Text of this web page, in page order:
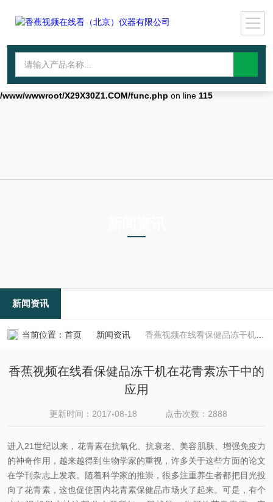
Warning: mkdir(): No space left on device in
file_put_contents(./cachefile_yuan/qhdybl.com/cache/c9/d75f1/
failed to open stream: No such file or directory in
/www/wwwroot/X29X30Z1.COM/func.php on line 115
新闻资讯
当前位置： 首页 新闻资讯 香蕉视频在线看保健品冻干机在花青素冻干中的应用
香蕉视频在线看保健品冻干机在花青素冻干中的
应用
更新时间：2017-08-18 点击次数：2888
进入21世纪以来，花青素在抗氧化、抗衰老、美容肌肤、增强免疫力
的神奇作用，越来越得到生物学家的重视，许多关于这些方面的论文
在学刊杂志上发表。随着科学家的推崇，很多注重养生者都把目光投
向了花青素，这也促使国内花青素保健品市场火了起来。可是，有个